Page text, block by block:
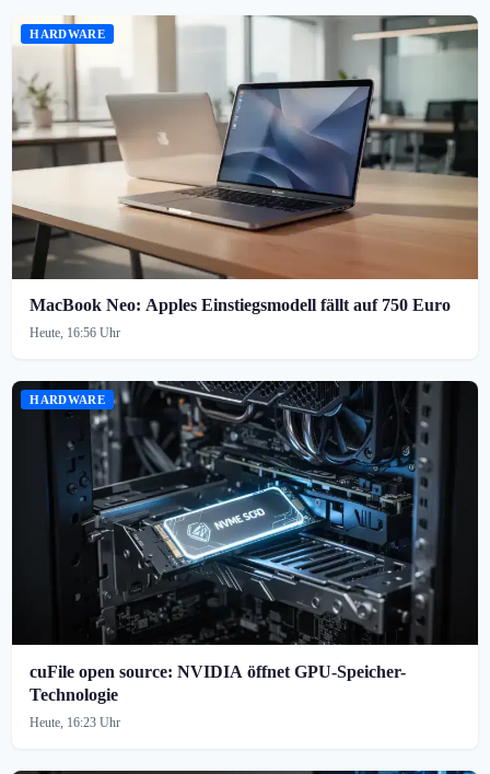
HARDWARE
MacBook Neo: Apples Einstiegsmodell fällt auf 750 Euro
Heute, 16:56 Uhr
HARDWARE
cuFile open source: NVIDIA öffnet GPU-Speicher-
Technologie
Heute, 16:23 Uhr